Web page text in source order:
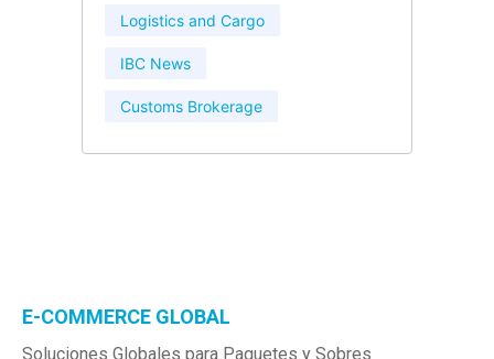
Logistics and Cargo
IBC News
Customs Brokerage
E-COMMERCE GLOBAL
Soluciones Globales para Paquetes y Sobres